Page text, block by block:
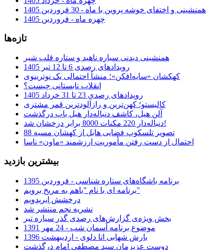
همنشینی و اختفای خوشه پروین با ماه - 30 فروردین 1405
چهره ماه - فروردین 1405
تازه‌ها
همنشینی دیدنی سیاره ناهید و ستاره قلب شیر
رویدادهای رصدی 6 تا 12 تیر 1405
کهکشان «سایه‌افکن»؛ منشأ احتمالی یک نوترینوی
انقلاب تابستانی چیست؟
رویدادهای رصدی 23 تا 31 خرداد 1405
کالیستو؛ کهن‌ترین و رازآلودترین قمر مشتری
آلن هیل، کاشف دنباله‌دار هیل باپ درگذشت
دنباله‌دار 220 مکنات 8000 برابر درخشان شد!
تصویر تلسکوپ فضایی هابل از کهشان مسیه 88
احتمال از دست رفتن مأموریت ارزشمند «ماون» ناسا
بیشترین بازدید
برنامه باشگاه‌های ستاره شناسی - فروردین 1395
برنامه ای با نام "باهم به مریخ برویم"
درخشش ایریدویم
نشریه نجم منتشر شد
بخش ویژه‌ی گزارش‌های رصدی گذر سیاره تیر
موضوع برنامه آسمان شب - 24 مهر 1391
بارش شهابی اتا دلوی - اردیبهشت 1396
دوست عزیزمان سید مصطفی امام درگذشت